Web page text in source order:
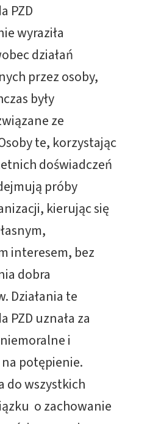
PZD
wyraziła
działań
przez osoby,
były
ze
te, korzystając
doświadczeń
próby
kierując się
interesem, bez
dobra
Działania te
PZD uznała za
i
potępienie.
do wszystkich
o zachowanie